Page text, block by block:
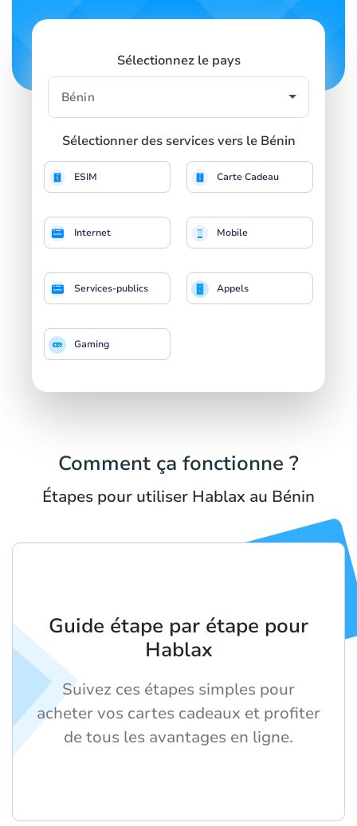
Sélectionnez le pays
Sélectionner des services vers le Bénin
ESIM Carte Cadeau
Internet Mobile
Services-publics Appels
Gaming
Comment ça fonctionne ?
Étapes pour utiliser Hablax au Bénin
Guide étape par étape pour
Hablax
Suivez ces étapes simples pour
acheter vos cartes cadeaux et profiter
de tous les avantages en ligne.